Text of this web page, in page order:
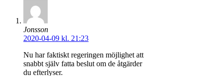
Jonsson
2020-04-09 kl. 21:23
Nu har faktiskt regeringen möjlighet att
snabbt själv fatta beslut om de åtgärder
du efterlyser.